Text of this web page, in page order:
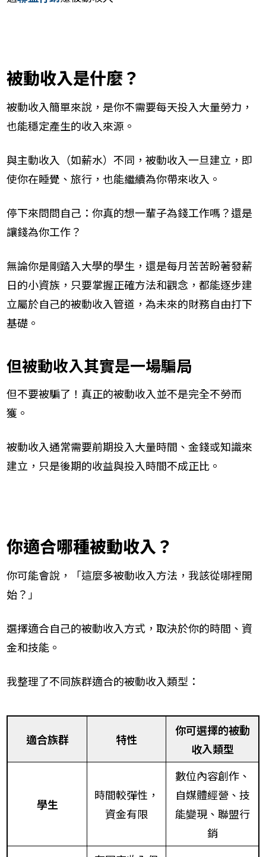
被動收入是什麼？
被動收入簡單來說，是你不需要每天投入大量勞力，
也能穩定產生的收入來源。
與主動收入（如薪水）不同，被動收入一旦建立，即
使你在睡覺、旅行，也能繼續為你帶來收入。
停下來問問自己：你真的想一輩子為錢工作嗎？還是
讓錢為你工作？
無論你是剛踏入大學的學生，還是每月苦苦盼著發薪
日的小資族，只要掌握正確方法和觀念，都能逐步建
立屬於自己的被動收入管道，為未來的財務自由打下
基礎。
但被動收入其實是一場騙局
但不要被騙了！真正的被動收入並不是完全不勞而
獲。
被動收入通常需要前期投入大量時間、金錢或知識來
建立，只是後期的收益與投入時間不成正比。
你適合哪種被動收入？
你可能會說，「這麼多被動收入方法，我該從哪裡開
始？」
選擇適合自己的被動收入方式，取決於你的時間、資
金和技能。
我整理了不同族群適合的被動收入類型：
適合族群 特性
你可選擇的被動
收入類型
學生
時間較彈性，
資金有限
數位內容創作、
自媒體經營、技
能變現、聯盟行
銷